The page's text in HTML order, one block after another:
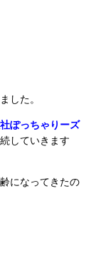
した。
ぽっちゃりーズ
していきます
になってきたの